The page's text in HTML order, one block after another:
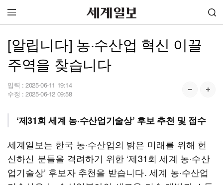
[알립니다] 농·수산업 혁신 이끌
주역을 찾습니다
입력 : 2025-06-11 19:14
수정 : 2025-06-12 09:58
‘제31회 세계 농·수산업기술상’ 후보 추천 및 접수
세계일보는 한국 농·수산업의 밝은 미래를 위해 헌
신하신 분들을 격려하기 위한 ‘제31회 세계 농·수산
업기술상’ 후보자 추천을 받습니다. 세계 농·수산업